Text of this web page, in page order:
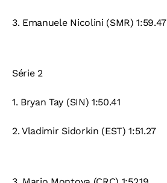
3. Emanuele Nicolini (SMR) 1:59.47
Série 2
1. Bryan Tay (SIN) 1:50.41
2. Vladimir Sidorkin (EST) 1:51.27